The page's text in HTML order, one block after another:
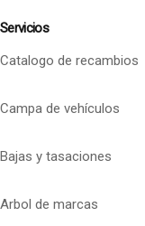
Servicios
Catalogo de recambios
Campa de vehículos
Bajas y tasaciones
Arbol de marcas